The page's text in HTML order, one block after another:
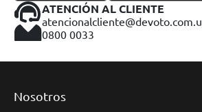
ATENCIÓN AL CLIENTE
0800 0033
Nosotros